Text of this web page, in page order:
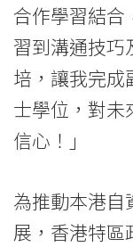
合作學習結合
習到溝通技巧
培，讓我完成
士學位，對未
信心！」
為推動本港自
展，香港特區